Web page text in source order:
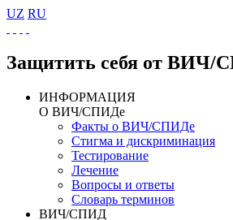
UZ RU
Защитить себя от ВИЧ/
ИНФОРМАЦИЯ
О ВИЧ/СПИДе
Факты о ВИЧ/СПИДе
Стигма и дискриминация
Тестирование
Лечение
Вопросы и ответы
Словарь терминов
ВИЧ/СПИД